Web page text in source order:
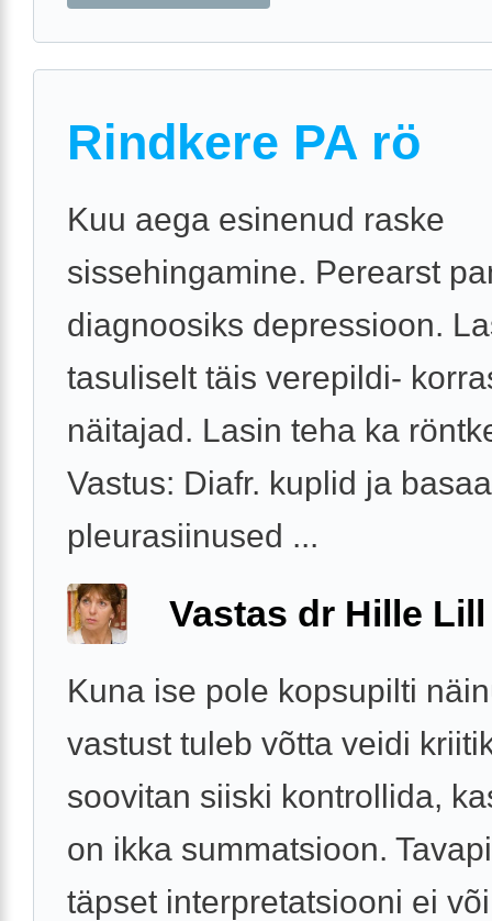
Rindkere PA rö
Kuu aega esinenud raske
sissehingamine. Perearst
diagnoosiks depressioon.
tasuliselt täis verepildi-
näitajad. Lasin teha ka
Vastus: Diafr. kuplid ja
pleurasiinused ...
Vastas dr Hille Lill
Kuna ise pole kopsupilti
vastust tuleb võtta veidi
soovitan siiski kontrollida,
on ikka summatsioon.
täpset interpretatsiooni ei